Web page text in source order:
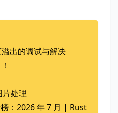
出的调试与解决
片处理
：2026 年 7 月 | Rust